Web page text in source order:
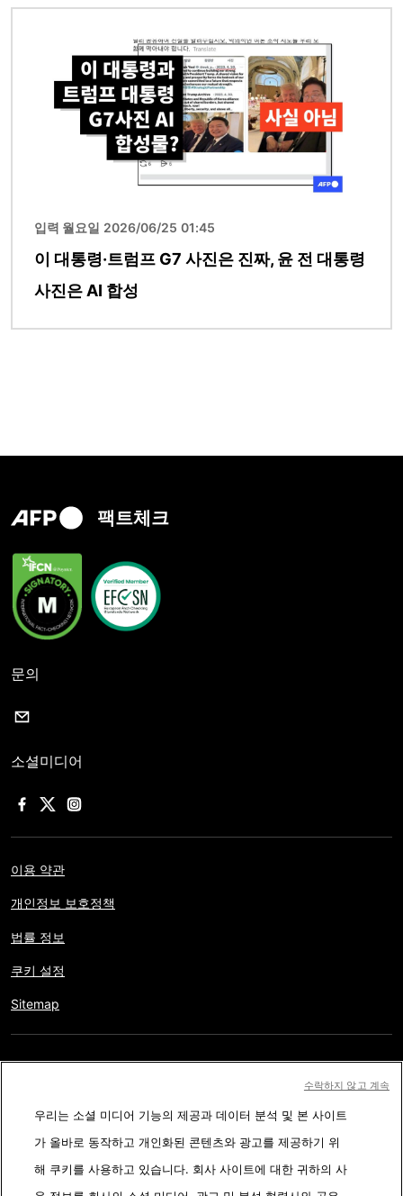
입력 월요일 2026/06/25 01:45
이 대통령·트럼프 G7 사진은 진짜, 윤 전 대통령
사진은 AI 합성
팩트체크
문의
소셜미디어
이용 약관
개인정보 보호정책
법률 정보
쿠키 설정
Sitemap
AFP와 계약 없이 저작물의 일부나 전체를 복사, 출판, 방송하는 것은
엄격히 금합니다. 팩트체킹 콘텐츠 내에 묘사된 부분과 링크 형태로
첨부된 부분은 관련 정보의 이해를 돕기 위한 것입니다. AFP는 서드
우리는 소셜 미디어 기능의 제공과 데이터 분석 및 본 사이트
가 올바로 동작하고 개인화된 콘텐츠와 광고를 제공하기 위
해 쿠키를 사용하고 있습니다. 회사 사이트에 대한 귀하의 사
수락하지 않고 계속